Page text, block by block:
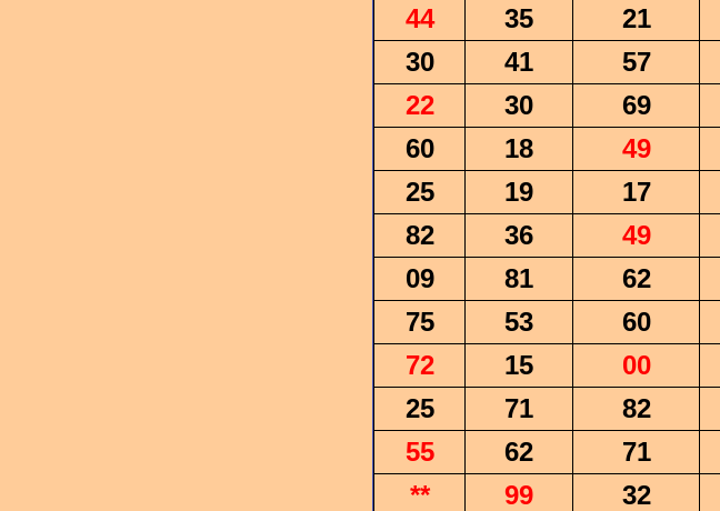
44
35 21
30
41 57
22
30 69
60
18 49
25
19 17
82
36 49
09
81 62
75
53 60
72
15 00
25
71 82
55
62 71
**
99 32